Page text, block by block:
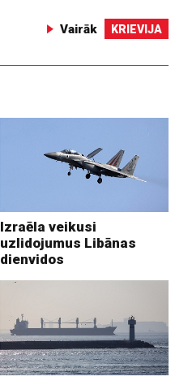
Vairāk KRIEVIJA
Izraēla veikusi
uzlidojumus Libānas
dienvidos